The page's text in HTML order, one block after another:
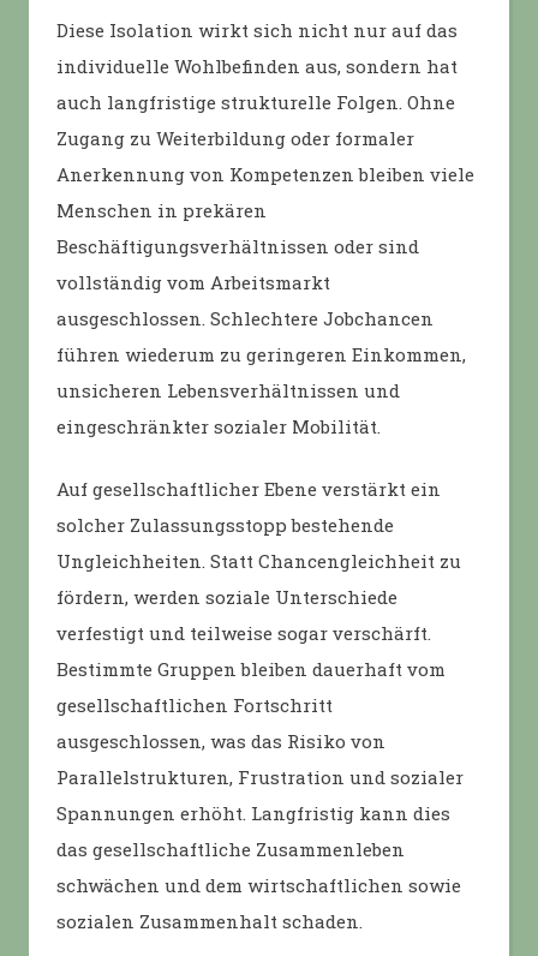
Diese Isolation wirkt sich nicht nur auf das
individuelle Wohlbefinden aus, sondern hat
auch langfristige strukturelle Folgen. Ohne
Zugang zu Weiterbildung oder formaler
Anerkennung von Kompetenzen bleiben viele
Menschen in prekären
Beschäftigungsverhältnissen oder sind
vollständig vom Arbeitsmarkt
ausgeschlossen. Schlechtere Jobchancen
führen wiederum zu geringeren Einkommen,
unsicheren Lebensverhältnissen und
eingeschränkter sozialer Mobilität.
Auf gesellschaftlicher Ebene verstärkt ein
solcher Zulassungsstopp bestehende
Ungleichheiten. Statt Chancengleichheit zu
fördern, werden soziale Unterschiede
verfestigt und teilweise sogar verschärft.
Bestimmte Gruppen bleiben dauerhaft vom
gesellschaftlichen Fortschritt
ausgeschlossen, was das Risiko von
Parallelstrukturen, Frustration und sozialer
Spannungen erhöht. Langfristig kann dies
das gesellschaftliche Zusammenleben
schwächen und dem wirtschaftlichen sowie
sozialen Zusammenhalt schaden.